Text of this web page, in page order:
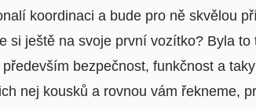
koordinaci a bude pro ně skvělou
si ještě na svoje první vozítko? Byla
bezpečnost, funkčnost a
nej kousků a rovnou vám řekneme,